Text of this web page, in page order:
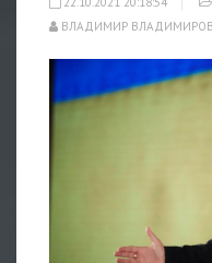
ВЛАДИМИР ВЛАДИМИРОВ